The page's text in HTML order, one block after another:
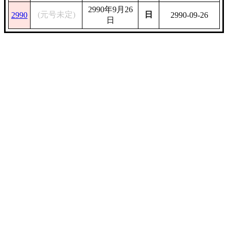
2990 (元号未定)
2990年9月26
日
日 2990-09-26